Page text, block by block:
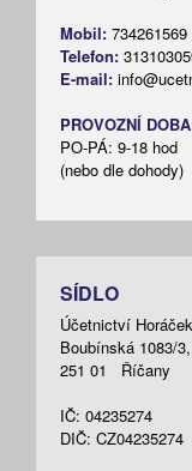
Mobil: 734261569
Telefon:
E-mail:
PROVOZNÍ
PO-PÁ: 9-18 hod
(nebo dle dohody)
SÍDLO
Účetnictví
Boubínská 1083/
251 01 Říčany
IČ: 04235274
DIČ: CZ04235274